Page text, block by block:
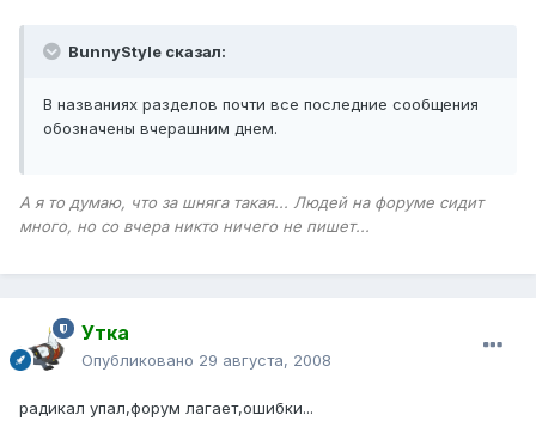
BunnyStyle сказал:
В названиях разделов почти все последние сообщения
обозначены вчерашним днем.
А я то думаю, что за шняга такая... Людей на форуме сидит
много, но со вчера никто ничего не пишет...
Утка
Опубликовано 29 августа, 2008
радикал упал,форум лагает,ошибки...